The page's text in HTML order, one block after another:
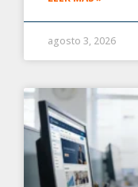
agosto 3, 2026